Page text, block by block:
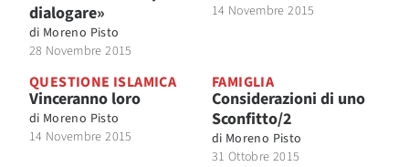
dialogare»
di Moreno Pisto
28 Novembre 2015
14 Novembre 2015
QUESTIONE ISLAMICA
Vinceranno loro
di Moreno Pisto
14 Novembre 2015
FAMIGLIA
Considerazioni di uno
Sconfitto/2
di Moreno Pisto
31 Ottobre 2015